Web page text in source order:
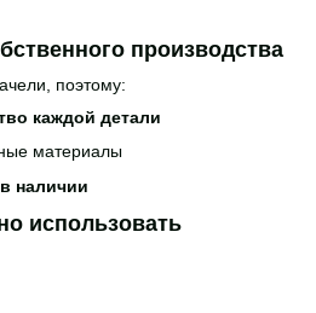
производства
поэтому:
каждой детали
материалы
наличии
использовать